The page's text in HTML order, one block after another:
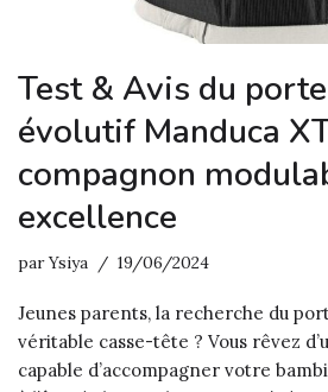
Test & Avis du
évolutif Manduca
compagnon
excellence
parYsiya 19/06/2024
Jeunes parents, la recherche du
véritable casse-tête ? Vous rêvez
capable d’accompagner votre